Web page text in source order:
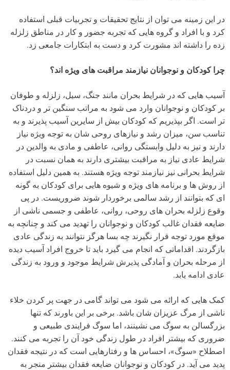
در این زمینه می توان از نتایج تحقیقات و تجربیات قبلی استفاده
کرد و با افراد و گروه هایی که تجربه جضور و کار در مناطق زلزله
زده را داشته اند مشورت کرد و دست به ابتکارات جامعی زد.
چرا کودکان و نوجوانان نیازمند مراقبت های ویژه اند؟
آسیب هایی که در شرایط بحران مانند جنگ، سیل، زلزله و طوفان
بر کودکان و نوجوانان وارد می شود به مراتب سنگین تر و دردناک
تر است. اگر بپذیریم که کودکان بیش از سایرین آسیب پذیرند و به
تناسب سن، میزان رشد و نیازهای روحی شان به توجه ویژه نیاز
دارند و نیز به دلیل وابستگی روانی، عاطفی و مادی به والدین در
شرایط عادی نیاز به مراقبت بیشتری دارند به همان نسبت در
شرایط بحرانی نیز نیازمند توجه ویژه هستند. به همین دلیل استفاده
از روش ها و برنامه های ویژه و شیوه هایی برای کودکان به گونه
ای که بتوانند از رشد سالمی برخوردار شوند ضروریست. در پی
وقوع زلزله بحران های روحی، روانی، عاطفی و جسمی ناشی از
ضایعه فقدان غالب کودکان و نوجوانان را تهدید می کند و چنانچه به
موقع مورد توجه قرار نگیرند چه بسا هرگز نتوانند به زندگی عادی
بازگردند. اقداماتی که انجام می گیرد باید تا خروج افراد آسیب دیده
از مرحله بحران و آمادگی پذیرش شرایط موجود و ورود به زندگی
عادی ادامه یابد.
کمک هایی که ارائه می شود می تواند گامی در جهت پر کردن خلاء
ناشی از مرگ عزیزان شان باشد. برخی بر این باورند که تنها
بزرگسالن به سوگ می نشینند، اما سوگ فرایندی طبیعی و
ضروری که بیشتر افراد در طول زندگی خود آن را تجربه می کنند.
اصطلاح «سوگ»، احساس ها و رفتارهایی است که در نتیجه فقدان
پدید می آید. در کودکان و نوجوانان ضایعه فقدان بیشتر منجر به